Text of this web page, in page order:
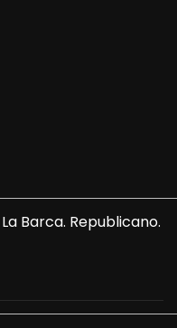
Barca. Republicano.